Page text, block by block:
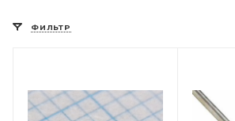
ФИЛЬТР